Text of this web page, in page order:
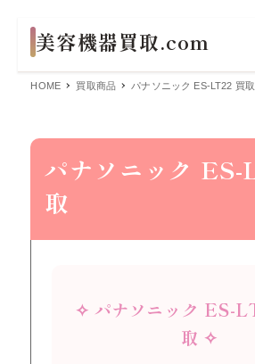
HOME 買取商品 パナソニック ES-LT22 買取
パナソニック
取
✧ パナソニック ES-
取 ✧